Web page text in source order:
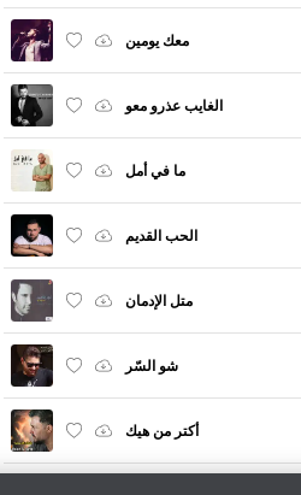
معك يومين
الغايب عذرو معو
ما في أمل
الحب القديم
متل الإدمان
شو السّر
أكتر من هيك